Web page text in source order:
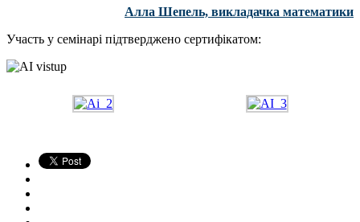
Алла Шепель, викладачка математики
Участь у семінарі підтверджено сертифікатом: